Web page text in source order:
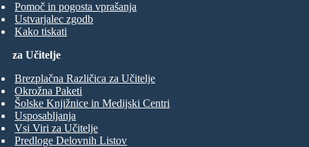
Pomoč in pogosta vprašanja
Ustvarjalec zgodb
Kako tiskati
za Učitelje
Brezplačna Različica za Učitelje
Okrožna Paketi
Šolske Knjižnice in Medijski Centri
Usposabljanja
Vsi Viri za Učitelje
Predloge Delovnih Listov